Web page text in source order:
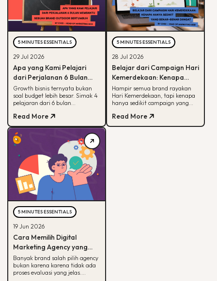
5 MINUTES ESSENTIALS
29 Jul 2026
Apa yang Kami Pelajari
dari Perjalanan 6 Bulan
Membantu Sebuah Brand
Outdoor Bertumbuh
Growth bisnis ternyata bukan
soal budget lebih besar. Simak 4
pelajaran dari 6 bulan
memahami peran tiap channel
marketing
Read More
5 MINUTES ESSENTIALS
28 Jul 2026
Belajar dari Campaign Hari
Kemerdekaan: Kenapa
Hanya Sedikit yang Benar-
Benar Diingat?
Hampir semua brand rayakan
Hari Kemerdekaan, tapi kenapa
hanya sedikit campaign yang
untuk bikin campaign yang
bermakna.
Read More
5 MINUTES ESSENTIALS
19 Jun 2026
Cara Memilih Digital
Marketing Agency yang
Tepat untuk Bisnis Kamu
Banyak brand salah pilih agency
bukan karena karena tidak ada
proses evaluasi yang jelas.